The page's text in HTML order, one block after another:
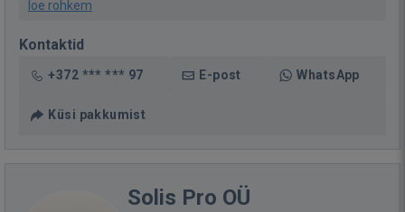
loe rohkem
Kontaktid
+372 *** *** 97 E-post WhatsApp
Küsi pakkumist
Solis Pro OÜ